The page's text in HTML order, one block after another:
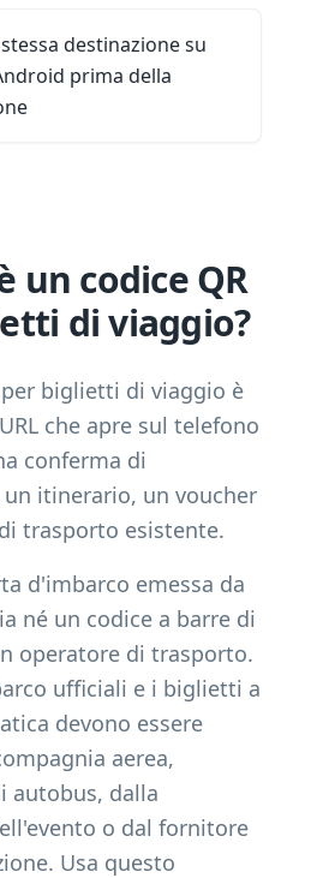
destinazione su
prima della
un codice QR
di viaggio?
per biglietti di viaggio è
che apre sul telefono
conferma di
itinerario, un voucher
trasporto esistente.
d'imbarco emessa da
né un codice a barre di
operatore di trasporto.
ufficiali e i biglietti a
devono essere
aerea,
autobus, dalla
o dal fornitore
Usa questo